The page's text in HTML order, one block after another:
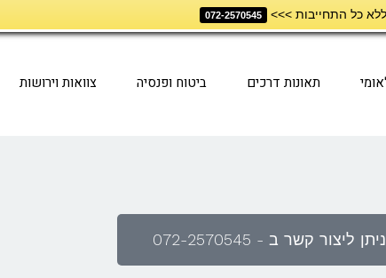
כל התחייבות >>> 072-2570545
תאונות דרכים ביטוח ופנסיה צוואות וירושות
קשר ב - 072-2570545